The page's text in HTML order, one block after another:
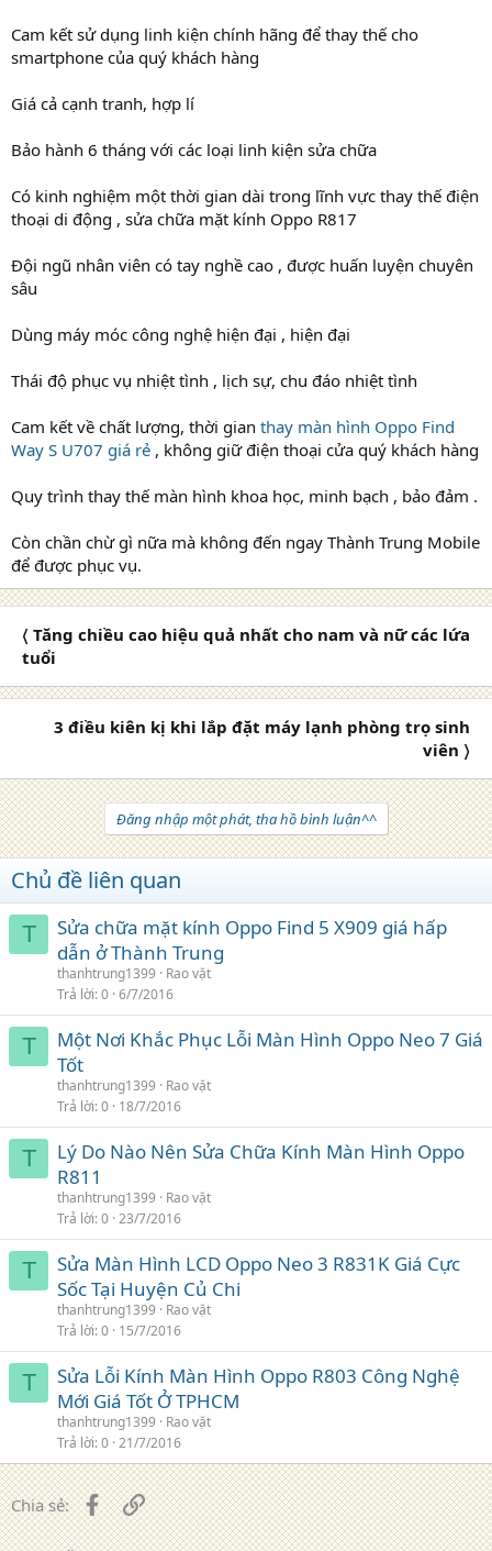
Cam kết sử dụng linh kiện chính hãng để thay thế cho
smartphone của quý khách hàng
Giá cả cạnh tranh, hợp lí
Bảo hành 6 tháng với các loại linh kiện sửa chữa
Có kinh nghiệm một thời gian dài trong lĩnh vực thay thế điện
thoại di động , sửa chữa mặt kính Oppo R817
Đội ngũ nhân viên có tay nghề cao , được huấn luyện chuyên
sâu
Dùng máy móc công nghệ hiện đại , hiện đại
Thái độ phục vụ nhiệt tình , lịch sự, chu đáo nhiệt tình
Cam kết về chất lượng, thời gian thay màn hình Oppo Find
Way S U707 giá rẻ , không giữ điện thoại cửa quý khách hàng
Quy trình thay thế màn hình khoa học, minh bạch , bảo đảm .
Còn chần chừ gì nữa mà không đến ngay Thành Trung Mobile
để được phục vụ.
〈 Tăng chiều cao hiệu quả nhất cho nam và nữ các lứa
tuổi
3 điều kiên kị khi lắp đặt máy lạnh phòng trọ sinh
viên 〉
Đăng nhập một phát, tha hồ bình luận^^
Chủ đề liên quan
T
Sửa chữa mặt kính Oppo Find 5 X909 giá hấp
dẫn ở Thành Trung
thanhtrung1399
Rao vặt
Trả lời 0 6/7/2016
T
Một Nơi Khắc Phục Lỗi Màn Hình Oppo Neo 7 Giá
Tốt
thanhtrung1399
Rao vặt
Trả lời 0 18/7/2016
T
Lý Do Nào Nên Sửa Chữa Kính Màn Hình Oppo
R811
thanhtrung1399
Rao vặt
Trả lời 0 23/7/2016
T
Sửa Màn Hình LCD Oppo Neo 3 R831K Giá Cực
Sốc Tại Huyện Củ Chi
thanhtrung1399
Rao vặt
Trả lời 0 15/7/2016
T
Sửa Lỗi Kính Màn Hình Oppo R803 Công Nghệ
Mới Giá Tốt Ở TPHCM
thanhtrung1399
Rao vặt
Trả lời 0 21/7/2016
Chia sẻ: FacebookLiên kết